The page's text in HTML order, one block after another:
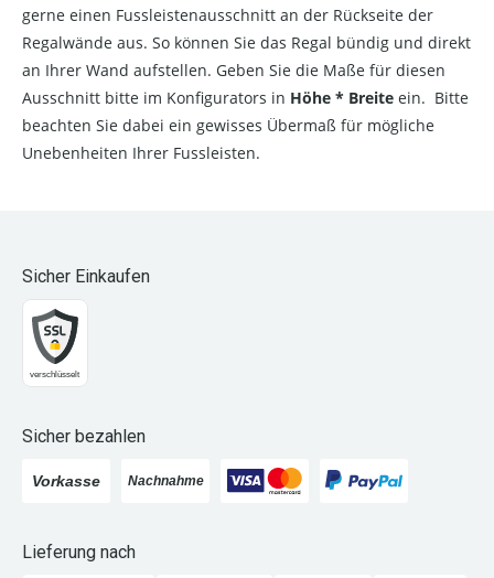
gerne einen Fussleistenausschnitt an der Rückseite der
Regalwände aus. So können Sie das Regal bündig und direkt
an Ihrer Wand aufstellen. Geben Sie die Maße für diesen
Ausschnitt bitte im Konfigurators in Höhe * Breite ein. Bitte
beachten Sie dabei ein gewisses Übermaß für mögliche
Unebenheiten Ihrer Fussleisten.
Sicher Einkaufen
Sicher bezahlen
Lieferung nach